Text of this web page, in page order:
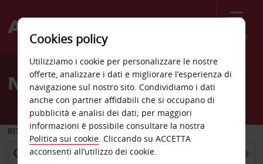
Menù
Welcome
AvisNoleggio auto Sud Dakota
RITIRO DA
Cookies policy
Utilizziamo i cookie per personalizzare le nostre
offerte, analizzare i dati e migliorare l’esperienza di
navigazione sul nostro sito. Condividiamo i dati
anche con partner affidabili che si occupano di
pubblicità e analisi dei dati; per maggiori
informazioni è possibile consultare la nostra
Politica sui cookie. Cliccando su ACCETTA
acconsenti all’utilizzo dei cookie.